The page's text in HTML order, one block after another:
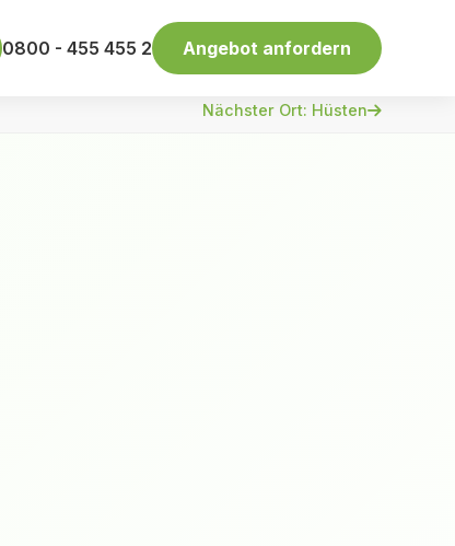
0800 - 455 455 2 Angebot anfordern
Nächster Ort: Hüsten